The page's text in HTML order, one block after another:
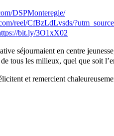
DSPMonteregie/
reel/CfBzLdLvsds/
bit.ly/3O1xX02
séjournaient en centre
tous les milieux, quel que soit
et remercient